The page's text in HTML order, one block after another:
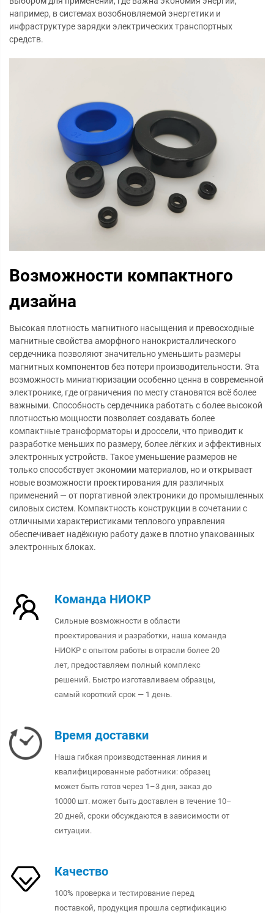
например, в системах возобновляемой энергетики и
инфраструктуре зарядки электрических транспортных
средств.
Возможности компактного
дизайна
Высокая плотность магнитного насыщения и превосходные
магнитные свойства аморфного нанокристаллического
сердечника позволяют значительно уменьшить размеры
магнитных компонентов без потери производительности. Эта
возможность миниатюризации особенно ценна в современной
электронике, где ограничения по месту становятся всё более
важными. Способность сердечника работать с более высокой
плотностью мощности позволяет создавать более
компактные трансформаторы и дроссели, что приводит к
разработке меньших по размеру, более лёгких и эффективных
электронных устройств. Такое уменьшение размеров не
только способствует экономии материалов, но и открывает
новые возможности проектирования для различных
применений — от портативной электроники до промышленных
силовых систем. Компактность конструкции в сочетании с
отличными характеристиками теплового управления
обеспечивает надёжную работу даже в плотно упакованных
электронных блоках.
Команда НИОКР
Сильные возможности в области
проектирования и разработки, наша команда
НИОКР с опытом работы в отрасли более 20
лет, предоставляем полный комплекс
решений. Быстро изготавливаем образцы,
самый короткий срок — 1 день.
Время доставки
Наша гибкая производственная линия и
квалифицированные работники: образец
может быть готов через 1–3 дня, заказ до
10000 шт. может быть доставлен в течение 10–
20 дней, сроки обсуждаются в зависимости от
ситуации.
Качество
100% проверка и тестирование перед
поставкой, продукция прошла сертификацию